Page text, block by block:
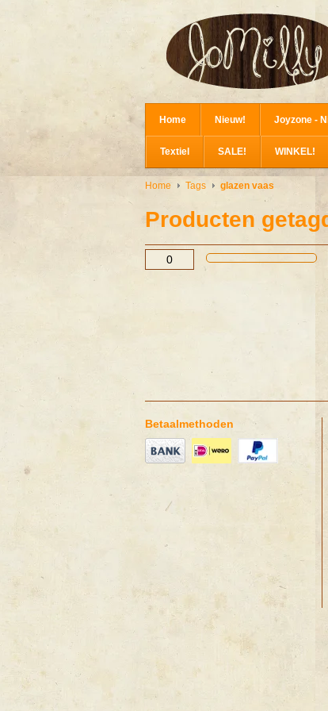
Home Nieuw! Joyzone -
Textiel SALE! WINKEL!
Home Tags glazen vaas
Producten
Betaalmethoden